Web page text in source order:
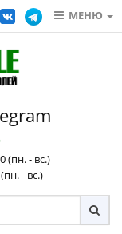
МЕНЮ
(пн. - вс.)
- вс.)